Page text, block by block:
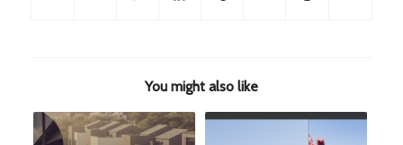
You might also like